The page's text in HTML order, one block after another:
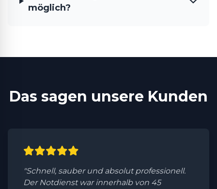
möglich?
Das sagen unsere Kunden
"Schnell, sauber und absolut professionell.
Der Notdienst war innerhalb von 45